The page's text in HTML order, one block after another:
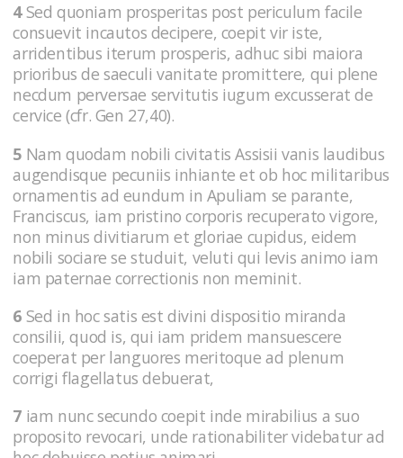
4Sed quoniam prosperitas post periculum facile
consuevit incautos decipere, coepit vir iste,
arridentibus iterum prosperis, adhuc sibi maiora
prioribus de saeculi vanitate promittere, qui plene
necdum perversae servitutis iugum excusserat de
cervice (cfr. Gen 27,40).
5 Nam quodam nobili civitatis Assisii vanis laudibus
augendisque pecuniis inhiante et ob hoc militaribus
ornamentis ad eundum in Apuliam se parante,
Franciscus, iam pristino corporis recuperato vigore,
non minus divitiarum et gloriae cupidus, eidem
nobili sociare se studuit, veluti qui levis animo iam
iam paternae correctionis non meminit.
6 Sed in hoc satis est divini dispositio miranda
consilii, quod is, qui iam pridem mansuescere
coeperat per languores meritoque ad plenum
corrigi flagellatus debuerat,
7 iam nunc secundo coepit inde mirabilius a suo
proposito revocari, unde rationabiliter videbatur ad